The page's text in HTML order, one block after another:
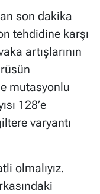
son dakika
tehdidine karşı
artışlarının
mutasyonlu
128’e
varyantı
olmalıyız.